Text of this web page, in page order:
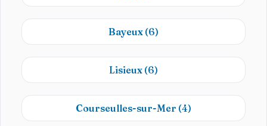
Bayeux (6)
Lisieux (6)
Courseulles-sur-Mer (4)